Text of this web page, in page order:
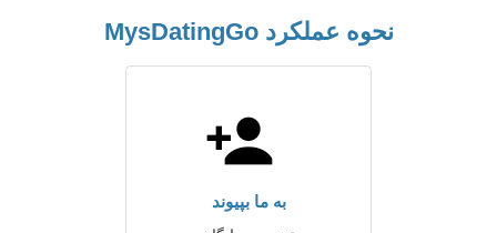
نحوه عملکرد MysDatingGo
به ما بپیوند